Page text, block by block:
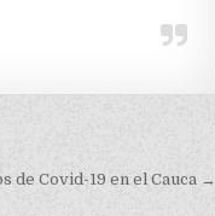
de Covid-19 en el Cauca →